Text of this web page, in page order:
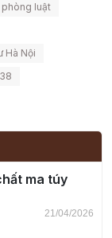
phòng luật
Hà Nội
ma túy
21/04/2026